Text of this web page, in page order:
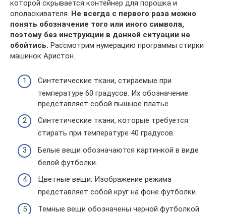
которой скрывается контейнер для порошка и
ополаскивателя. Не всегда с первого раза можно
понять обозначение того или иного символа,
поэтому без инструкции в данной ситуации не
обойтись. Рассмотрим нумерацию программы стирки
машинок Аристон.
Синтетические ткани, стираемые при
температуре 60 градусов. Их обозначение
представляет собой пышное платье.
Синтетические ткани, которые требуется
стирать при температуре 40 градусов.
Белые вещи обозначаются картинкой в виде
белой футболки.
Цветные вещи. Изображение режима
представляет собой круг на фоне футболки.
Темные вещи обозначены черной футболкой.